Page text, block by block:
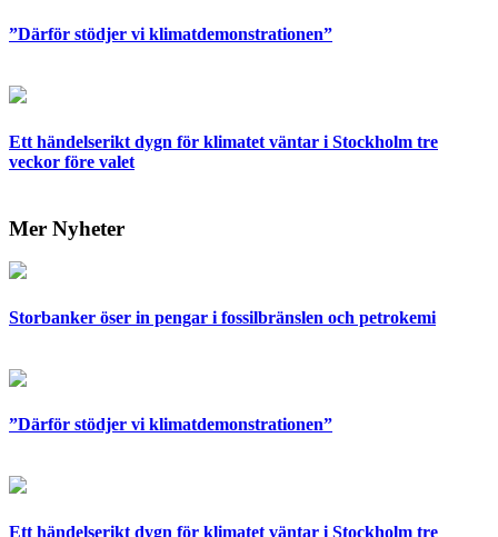
”Därför stödjer vi klimatdemonstrationen”
Ett händelserikt dygn för klimatet väntar i Stockholm tre
veckor före valet
Mer Nyheter
Storbanker öser in pengar i fossilbränslen och petrokemi
”Därför stödjer vi klimatdemonstrationen”
Ett händelserikt dygn för klimatet väntar i Stockholm tre